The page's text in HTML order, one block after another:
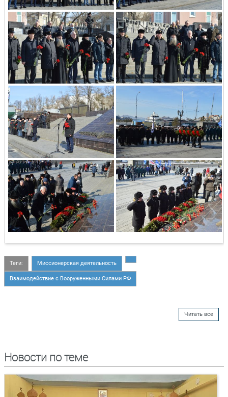
Теги: Миссионерская деятельность
Взаимодействие с Вооруженными Силами РФ
Читать все
Новости по теме